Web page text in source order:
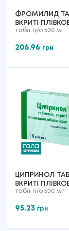
ФРОМИЛИД
ВКРИТІ
ОБОЛОНКОЮ
табл. п/о 500 мг
206.96 грн
ЦИПРИНОЛ
ВКРИТІ
ОБОЛОНКОЮ
табл. п/о 500 мг
95.23 грн